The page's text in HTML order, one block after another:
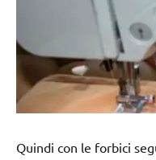
Quindi con le forbici